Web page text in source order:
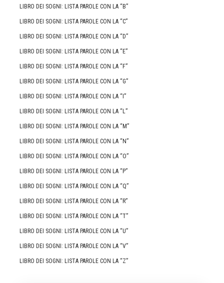
LIBRO DEI SOGNI: LISTA PAROLE CON LA “B”
LIBRO DEI SOGNI: LISTA PAROLE CON LA “C”
LIBRO DEI SOGNI: LISTA PAROLE CON LA “D”
LIBRO DEI SOGNI: LISTA PAROLE CON LA “E”
LIBRO DEI SOGNI: LISTA PAROLE CON LA “F”
LIBRO DEI SOGNI: LISTA PAROLE CON LA “G”
LIBRO DEI SOGNI: LISTA PAROLE CON LA “I”
LIBRO DEI SOGNI: LISTA PAROLE CON LA “L”
LIBRO DEI SOGNI: LISTA PAROLE CON LA “M”
LIBRO DEI SOGNI: LISTA PAROLE CON LA “N”
LIBRO DEI SOGNI: LISTA PAROLE CON LA “O”
LIBRO DEI SOGNI: LISTA PAROLE CON LA “P”
LIBRO DEI SOGNI: LISTA PAROLE CON LA “Q”
LIBRO DEI SOGNI: LISTA PAROLE CON LA “R”
LIBRO DEI SOGNI: LISTA PAROLE CON LA “T”
LIBRO DEI SOGNI: LISTA PAROLE CON LA “U”
LIBRO DEI SOGNI: LISTA PAROLE CON LA “V”
LIBRO DEI SOGNI: LISTA PAROLE CON LA “Z”